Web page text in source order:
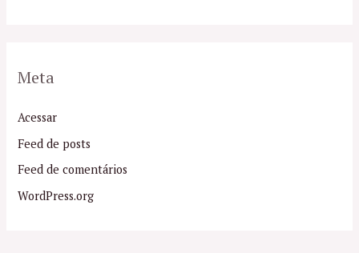
Meta
Acessar
Feed de posts
Feed de comentários
WordPress.org